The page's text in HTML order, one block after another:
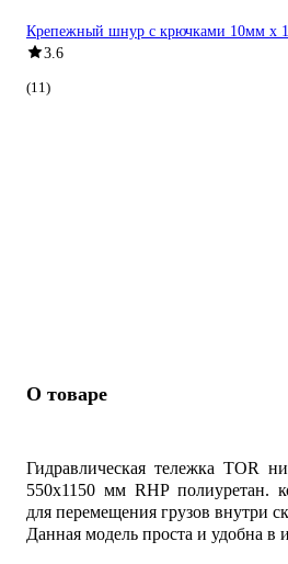
Крепежный шнур с крючками 10мм х
3.6
(11)
О товаре
Гидравлическая тележка TOR
550х1150 мм RHP полиуретан.
для перемещения грузов внутри
Данная модель проста и удобна в